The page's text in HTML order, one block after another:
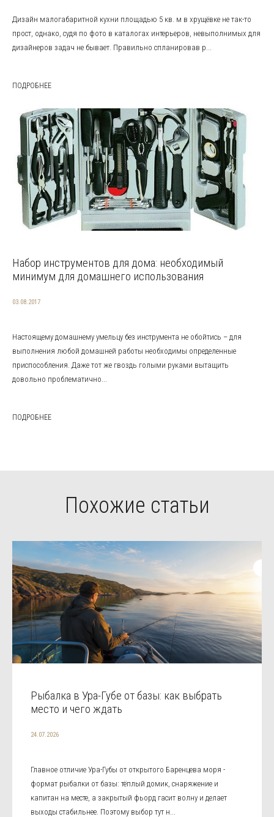
Дизайн малогабаритной кухни площадью 5 кв. м в хрущёвке не так-то
прост, однако, судя по фото в каталогах интерьеров, невыполнимых для
дизайнеров задач не бывает. Правильно спланировав р...
ПОДРОБНЕЕ
Набор инструментов для дома: необходимый
минимум для домашнего использования
03.08.2017
Настоящему домашнему умельцу без инструмента не обойтись – для
выполнения любой домашней работы необходимы определенные
приспособления. Даже тот же гвоздь голыми руками вытащить
довольно проблематично...
ПОДРОБНЕЕ
Похожие статьи
Рыбалка в Ура-Губе от базы: как выбрать
место и чего ждать
24.07.2026
Главное отличие Ура-Губы от открытого Баренцева моря -
формат рыбалки от базы: тёплый домик, снаряжение и
капитан на месте, а закрытый фьорд гасит волну и делает
выходы стабильнее. Поэтому выбор тут н...